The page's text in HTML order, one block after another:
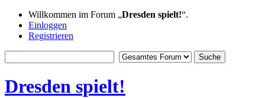
Willkommen im Forum „Dresden spielt!“.
Einloggen
Registrieren
Dresden spielt!